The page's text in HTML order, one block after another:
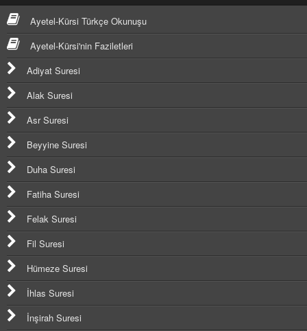
Ayetel-Kürsi Türkçe Okunuşu
Ayetel-Kürsi'nin Faziletleri
Adiyat Suresi
Alak Suresi
Asr Suresi
Beyyine Suresi
Duha Suresi
Fatiha Suresi
Felak Suresi
Fil Suresi
Hümeze Suresi
İhlas Suresi
İnşirah Suresi